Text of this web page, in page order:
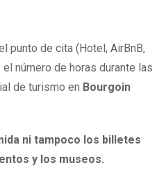
punto de cita (Hotel, AirBnB,
número de horas durante las
de turismo en Bourgoin
ni tampoco los billetes
y los museos.